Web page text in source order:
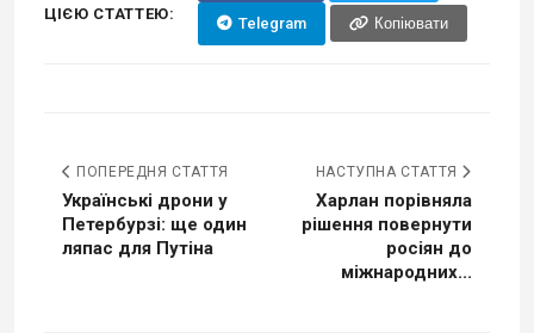
ЦІЄЮ СТАТТЕЮ:
Telegram Копіювати
ПОПЕРЕДНЯ СТАТТЯ
Українські дрони у
Петербурзі: ще один
ляпас для Путіна
НАСТУПНА СТАТТЯ
Харлан порівняла
рішення повернути
росіян до
міжнародних...